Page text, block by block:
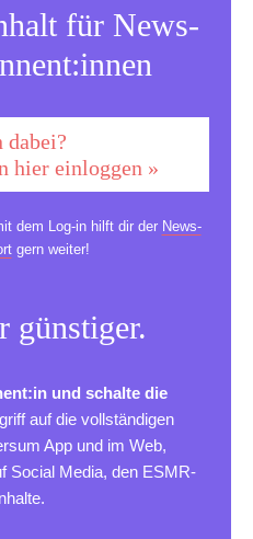
für News-
dabei?
hier einloggen »
dem Log-in hilft dir der News-
gern weiter!
günstiger.
und schalte die
auf die vollständigen
App und im Web,
Social Media, den ESMR-